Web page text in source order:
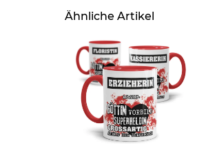
Ähnliche Artikel